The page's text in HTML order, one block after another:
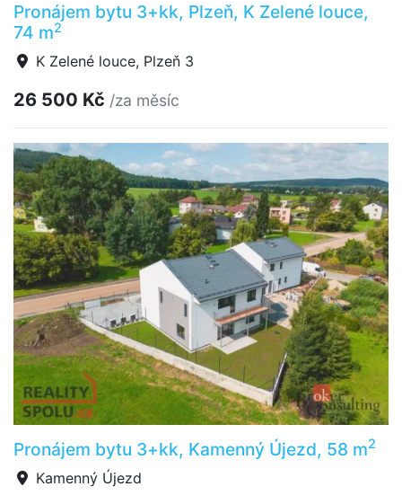
Pronájem bytu 3+kk, Plzeň, K Zelené louce,
74 m2
K Zelené louce, Plzeň 3
26 500 Kč /za měsíc
Pronájem bytu 3+kk, Kamenný Újezd, 58 m2
Kamenný Újezd